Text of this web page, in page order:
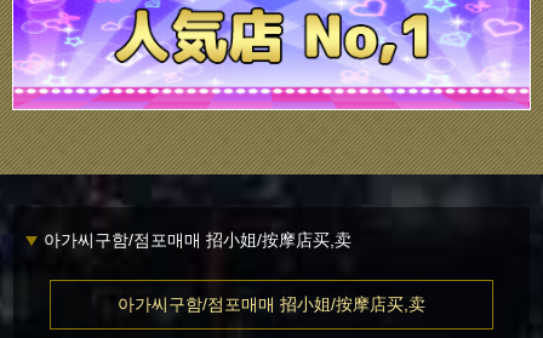
아가씨구함/점포매매 招小姐/按摩店买,卖
아가씨구함/점포매매 招小姐/按摩店买,卖